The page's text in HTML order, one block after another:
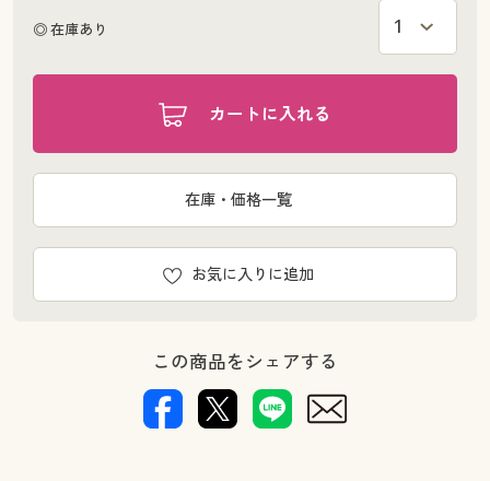
◎ 在庫あり
カートに入れる
お気に入りに追加
在庫・価格一覧
この商品をシェアする